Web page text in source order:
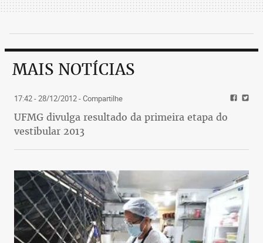
MAIS NOTÍCIAS
17:42 - 28/12/2012- Compartilhe
UFMG divulga resultado da primeira etapa do
vestibular 2013